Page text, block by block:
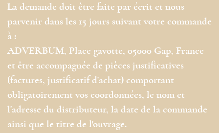
La demande doit être faite par écrit et nous
parvenir dans les 15 jours suivant votre commande
à :
ADVERBUM, Place gavotte, 05000 Gap, France
et être accompagnée de pièces justificatives
(factures, justificatif d'achat) comportant
obligatoirement vos coordonnées, le nom et
l'adresse du distributeur, la date de la commande
ainsi que le titre de l'ouvrage.